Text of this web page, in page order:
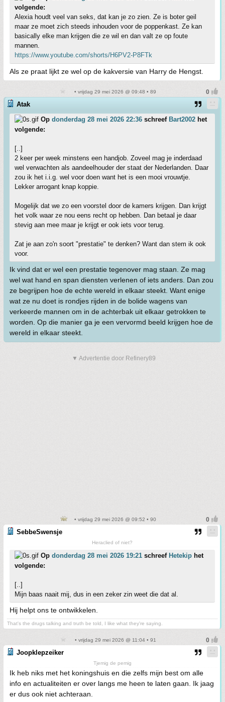
volgende:
Alexia houdt veel van seks, dat kan je zo zien. Ze is boter geil
maar ze moet zich steeds inhouden voor de poppenkast. Ze kan
basically elke man krijgen die ze wil en dan valt ze op foute
mannen.
https://www.youtube.com/shorts/H6PV2-P8FTk
Als ze praat lijkt ze wel op de kakversie van Harry de Hengst.
• vrijdag 29 mei 2026 @ 09:48 • 89
Atak
Op donderdag 28 mei 2026 22:36 schreef Bart2002 het
volgende:
[..]
2 keer per week minstens een handjob. Zoveel mag je inderdaad
wel verwachten als aandeelhouder der staat der Nederlanden. Daar
zou ik het i.i.g. wel voor doen want het is een mooi vrouwtje.
Lekker arrogant knap koppie.
Mogelijk dat we zo een voorstel door de kamers krijgen. Dan krijgt
het volk waar ze nou eens recht op hebben. Dan betaal je daar
stevig aan mee maar je krijgt er ook iets voor terug.
Zat je aan zo'n soort "prestatie" te denken? Want dan stem ik ook
voor.
Ik vind dat er wel een prestatie tegenover mag staan. Ze mag
wel wat hand en span diensten verlenen of iets anders. Dan zou
ze begrijpen hoe de echte wereld in elkaar steekt. Want enige
wat ze nu doet is rondjes rijden in de bolide wagens van
verkeerde mannen om in de achterbak uit elkaar getrokken te
worden. Op die manier ga je een vervormd beeld krijgen hoe de
wereld in elkaar steekt.
▼ Advertentie door Refinery89
• vrijdag 29 mei 2026 @ 09:52 • 90
SebbeSwensje
Heraclied of niet?
Op donderdag 28 mei 2026 19:21 schreef Hetekip het
volgende:
[..]
Mijn baas naait mij, dus in een zeker zin weet die dat al.
Hij helpt ons te ontwikkelen.
That's the drugs talking and truth be told, I like what they're saying.
• vrijdag 29 mei 2026 @ 11:04 • 91
Joopklepzeiker
Tjemig de pemig
Ik heb niks met het koningshuis en die zelfs mijn best om alle
info en actualiteiten er over langs me heen te laten gaan. Ik jaag
er dus ook niet achteraan.